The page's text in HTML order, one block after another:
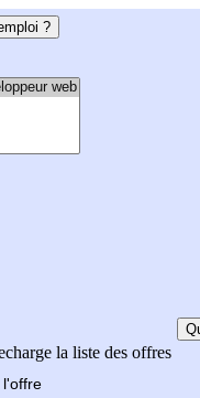
?
la liste des offres
l'offre